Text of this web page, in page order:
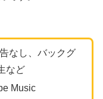
なし、バックグ
など
Music